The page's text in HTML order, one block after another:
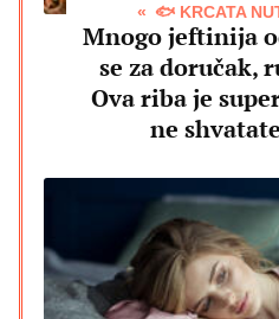
🐟 KRCATA
Mnogo jeftinija
se za doručak,
Ova riba je
ne